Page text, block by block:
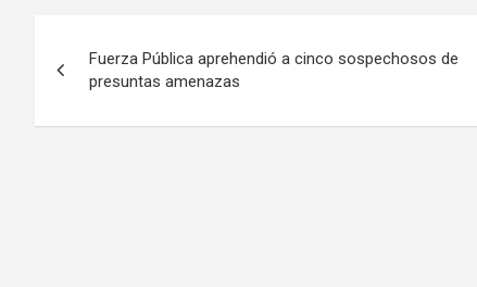
de
entradas
Fuerza Pública aprehendió a cinco sospechosos de
presuntas amenazas